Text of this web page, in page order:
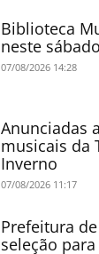
Biblioteca
neste
07/08/2026 14:28
Anunciadas
musicais da
Inverno
07/08/2026 11:17
Prefeitura
seleção